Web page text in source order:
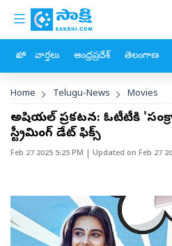
Skip to main content
custom menu
హోం వార్తలు ఆంధ్రప్రదేశ్ తెలంగాణ
Breadcrumb
Home Telugu-News Movies
అఫీషియల్ ప్రకటన: ఓటీటీకి
స్ట్రీమింగ్ డేట్ ఫిక్స్
Feb 27 2025 5:25 PM | Updated on Feb 27